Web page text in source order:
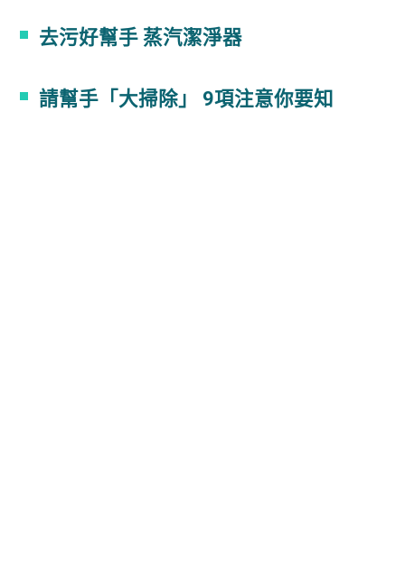
去污好幫手 蒸汽潔淨器
請幫手「大掃除」 9項注意你要知